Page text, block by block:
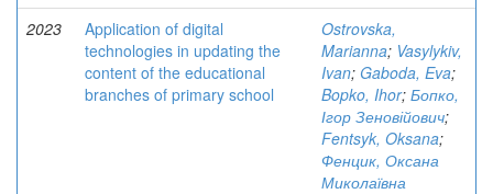
2023
Application of digital
technologies in updating the
content of the educational
branches of primary school
Ostrovska,
Marianna; Vasylykiv,
Ivan; Gaboda, Eva;
Bopko, Ihor; Бопко,
Ігор Зеновійович;
Fentsyk, Oksana;
Фенцик, Оксана
Миколаївна